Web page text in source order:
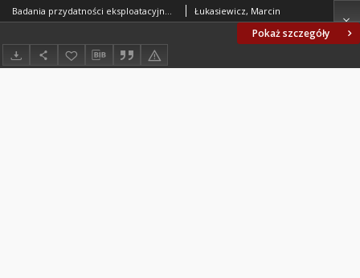
Pokaż szczegóły
Badania przydatności eksploatacyjnej analizy modalnej w diagnozowaniu silników spalinowych Łukasiewicz, Marcin